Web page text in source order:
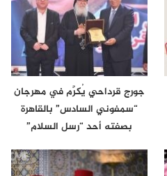
جورج قرداحي يُكرَّم في مهرجان
“سمفوني السادس” بالقاهرة
بصفته أحد “رسل السلام”